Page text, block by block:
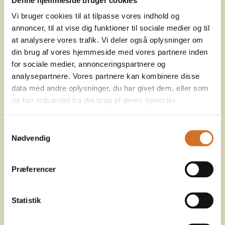
Vi bruger cookies til at tilpasse vores indhold og
annoncer, til at vise dig funktioner til sociale medier og til
at analysere vores trafik. Vi deler også oplysninger om
din brug af vores hjemmeside med vores partnere inden
for sociale medier, annonceringspartnere og
analysepartnere. Vores partnere kan kombinere disse
data med andre oplysninger, du har givet dem, eller som
de har indsamlet fra din brug af deres tjenester.
Nødvendig
Præferencer
Statistik
Iværksætterstien